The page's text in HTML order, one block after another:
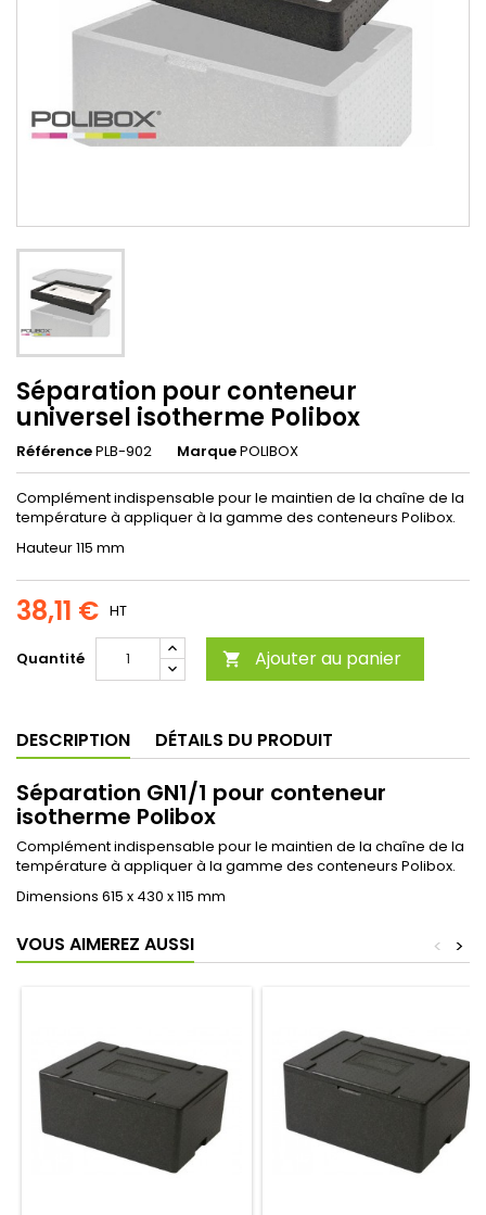
Séparation pour conteneur
universel isotherme Polibox
RéférencePLB-902 MarquePOLIBOX
Complément indispensable pour le maintien de la chaîne de la
température à appliquer à la gamme des conteneurs Polibox.
Hauteur 115 mm
38,11 € HT
Quantité  Ajouter au panier
DESCRIPTION DÉTAILS DU PRODUIT
Séparation GN1/1 pour conteneur
isotherme Polibox
Complément indispensable pour le maintien de la chaîne de la
température à appliquer à la gamme des conteneurs Polibox.
Dimensions 615 x 430 x 115 mm
VOUS AIMEREZ AUSSI >
<